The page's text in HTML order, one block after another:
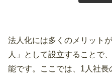
法人化には多くのメリット
人」として設立することで
能です。ここでは、1人社長